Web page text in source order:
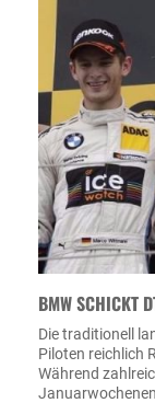
BMW SCHICKT
Die traditionell
Piloten reichlich
Während